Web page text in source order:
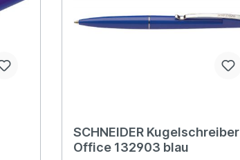
SCHNEIDER Kugelschreiber
Office 132903 blau